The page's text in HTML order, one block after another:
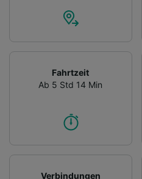
Fahrtzeit
Ab 5 Std 14 Min
Verbindungen